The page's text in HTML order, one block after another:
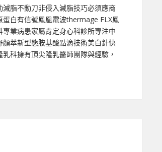
脂不動刀非侵入減脂技巧必須應商
白有信號鳳凰電波thermage FLX鳳
業病患家屬肯定身心科診所專注中
萃新型態胺基酸點滴技術美白針快
科擁有頂尖隆乳醫師團隊與經驗，